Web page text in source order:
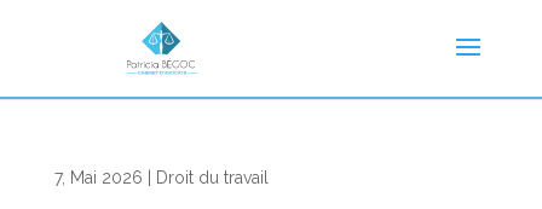
7, Mai 2026 Droit du travail